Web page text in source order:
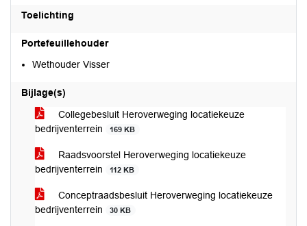
Toelichting
Portefeuillehouder
Wethouder Visser
Bijlage(s)
Collegebesluit Heroverweging locatiekeuze
bedrijventerrein
169 KB
Raadsvoorstel Heroverweging locatiekeuze
bedrijventerrein
112 KB
Conceptraadsbesluit Heroverweging locatiekeuze
bedrijventerrein
30 KB